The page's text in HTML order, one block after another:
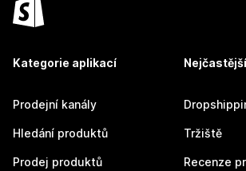
Kategorie aplikací
Prodejní kanály
Hledání produktů
Prodej produktů
Tržiště
Recenze